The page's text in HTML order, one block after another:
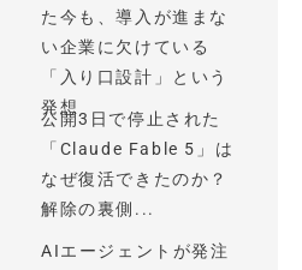
た今も、導入が進まな
い企業に欠けている
「入り口設計」という
発想
公開3日で停止された
「Claude Fable 5」は
なぜ復活できたのか？
解除の裏側...
AIエージェントが発注